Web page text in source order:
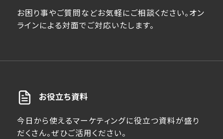
お困り事やご質問などお気軽にご相談ください。オン
ラインによる対面でご対応いたします。
お役立ち資料
今日から使えるマーケティングに役立つ資料が盛り
だくさん。ぜひご活用ください。